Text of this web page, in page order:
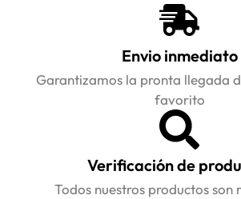
Envio inmediato
Garantizamos la pronta llegada
favorito
Verificación de
Todos nuestros productos son